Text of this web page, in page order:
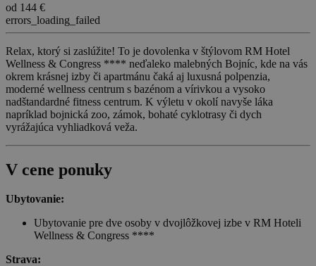
od 144 €
errors_loading_failed
Relax, ktorý si zaslúžite! To je dovolenka v štýlovom RM Hotel
Wellness & Congress **** neďaleko malebných Bojníc, kde na vás
okrem krásnej izby či apartmánu čaká aj luxusná polpenzia,
moderné wellness centrum s bazénom a vírivkou a vysoko
nadštandardné fitness centrum. K výletu v okolí navyše láka
napríklad bojnická zoo, zámok, bohaté cyklotrasy či dych
vyrážajúca vyhliadková veža.
V cene ponuky
Ubytovanie:
Ubytovanie pre dve osoby v dvojlôžkovej izbe v RM Hoteli
Wellness & Congress ****
Strava: